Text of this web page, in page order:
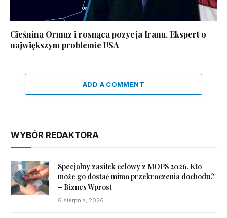
Cieśnina Ormuz i rosnąca pozycja Iranu. Ekspert o
największym problemie USA
ADD A COMMENT
WYBÓR REDAKTORA
Specjalny zasiłek celowy z MOPS 2026. Kto
może go dostać mimo przekroczenia dochodu?
– Biznes Wprost
6 sierpnia, 2026